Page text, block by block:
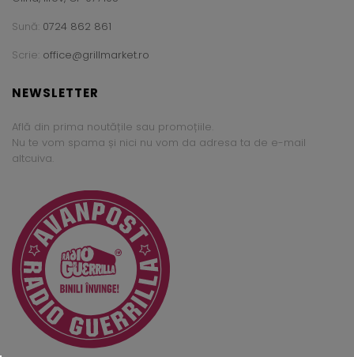
Sună: 0724 862 861
Scrie: office@grillmarket.ro
NEWSLETTER
Află din prima noutățile sau promoțiile.
Nu te vom spama și nici nu vom da adresa ta de e-mail
altcuiva.